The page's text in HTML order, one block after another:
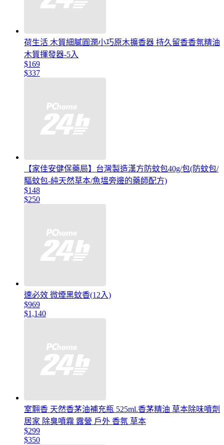
荷生活 木質細膩圓潤小巧原木擴香器 持久留香香氛精油
木質揮發器-5入
$169
$337
【家佳安健保藥局】台灣製造漢方防蚊包40g/包(防蚊包/
驅蚊包-純天然草本/魚塭旁邊的藥師配方)
$148
$250
速必效 微煙黑蚊香(12入)
$969
$1,140
室翲香 天然香茅油補充瓶 525ml.香茅精油 草本除味噴劑
居家 除臭噴霧 露營 戶外 香氛 草本
$299
$350